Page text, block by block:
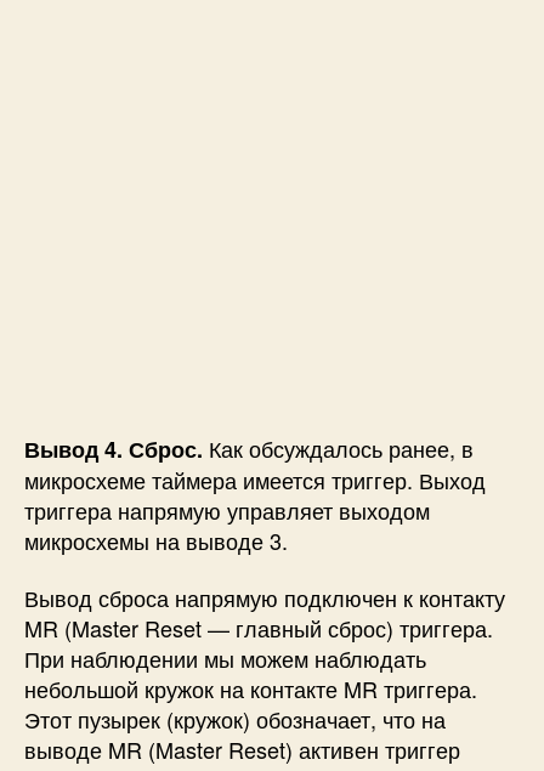
Вывод 4. Сброс. Как обсуждалось ранее, в
микросхеме таймера имеется триггер. Выход
триггера напрямую управляет выходом
микросхемы на выводе 3.
Вывод сброса напрямую подключен к контакту
MR (Master Reset — главный сброс) триггера.
При наблюдении мы можем наблюдать
небольшой кружок на контакте MR триггера.
Этот пузырек (кружок) обозначает, что на
выводе MR (Master Reset) активен триггер